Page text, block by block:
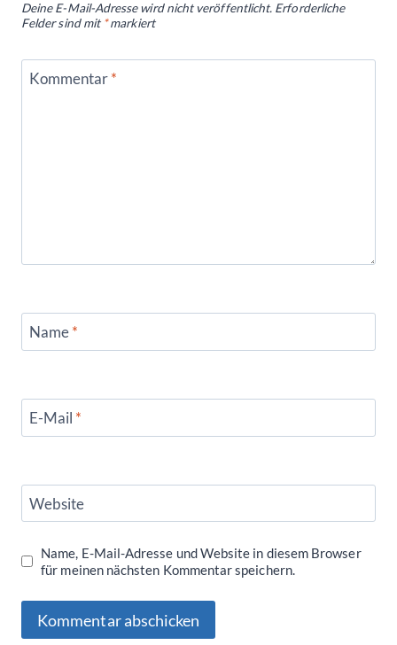
Deine E-Mail-Adresse wird nicht veröffentlicht. Erforderliche
Felder sind mit*markiert
Kommentar*
Name*
E-Mail *
Website
Name, E-Mail-Adresse und Website in diesem Browser
für meinen nächsten Kommentar speichern.